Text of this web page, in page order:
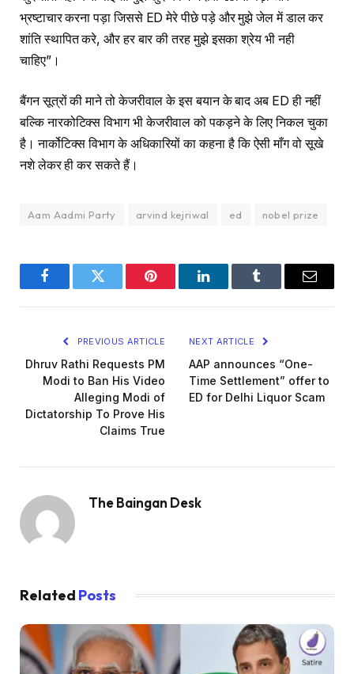
भ्रष्टाचार करना पड़ा जिससे ED मेरे पीछे पड़े और मुझे जेल में डाल कर
शांति स्थापित करे, और हर बार की तरह मुझे इसका श्रेय भी नही
चाहिए”।
बैंगन सूत्रों की माने तो केजरीवाल के इस बयान के बाद अब ED ही नहीं
बल्कि नारकोटिक्स विभाग भी केजरीवाल को पकड़ने के लिए निकल चुका
है। नार्कोटिक्स विभाग के अधिकारियों का कहना है कि ऐसी माँग वो सूखे
नशे लेकर ही कर सकते हैं।
Aam Aadmi Party arvind kejriwal ed nobel prize
FacebookTwitter Pinterest LinkedInTumblr Email
PREVIOUS ARTICLE
Dhruv Rathi Requests PM
Modi to Ban His Video
Alleging Modi of
Dictatorship To Prove His
Claims True
NEXT ARTICLE
AAP announces “One-
Time Settlement” offer to
ED for Delhi Liquor Scam
The Baingan Desk
Related Posts